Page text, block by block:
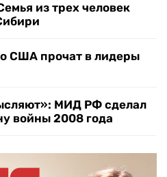
из трех человек
США прочат в лидеры
МИД РФ сделал
войны 2008 года